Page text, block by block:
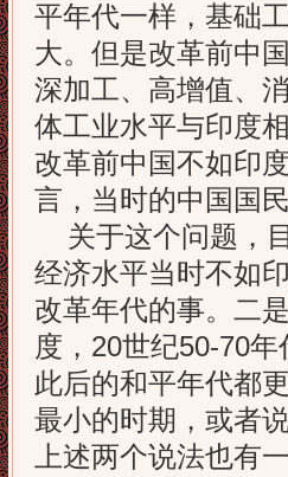
平年代一样，基础
大。但是改革前中
深加工、高增值、
体工业水平与印度
改革前中国不如印
言，当时的中国国
关于这个问题，
经济水平当时不如
改革年代的事。二
度，20世纪50-70
此后的和平年代都
最小的时期，或者
上述两个说法也有